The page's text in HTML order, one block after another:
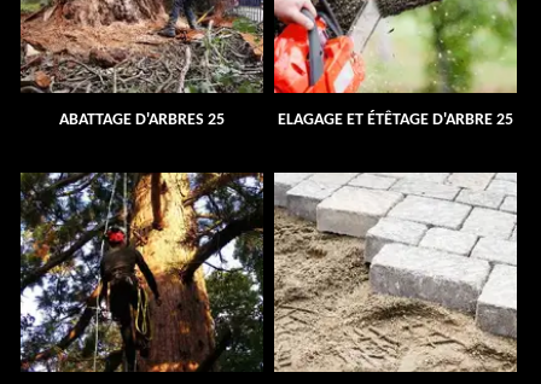
ABATTAGE D'ARBRES 25 ELAGAGE ET ÉTÊTAGE D'ARBRE 25